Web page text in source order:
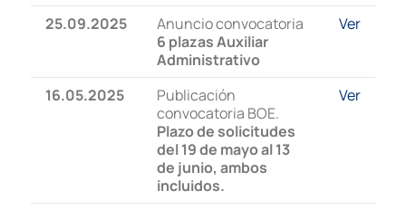
25.09.2025
Anuncio convocatoria
6 plazas Auxiliar
Administrativo
Ver
16.05.2025
Publicación
convocatoria BOE.
Plazo de solicitudes
del 19 de mayo al 13
de junio, ambos
incluidos.
Ver